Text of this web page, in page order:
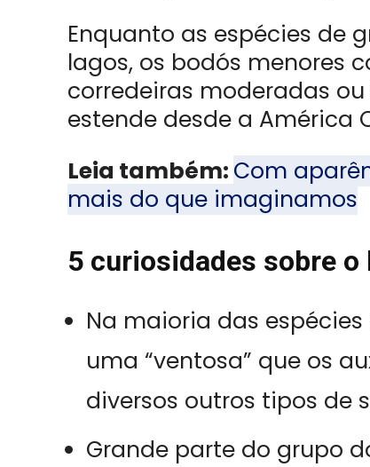
Enquanto as espécies de
lagos, os bodós menores
corredeiras moderadas
estende desde a América
Leia também: Com
mais do que imaginamos
5 curiosidades sobre o
Na maioria das
uma “ventosa” que os
diversos outros tipos de
Grande parte do grupo